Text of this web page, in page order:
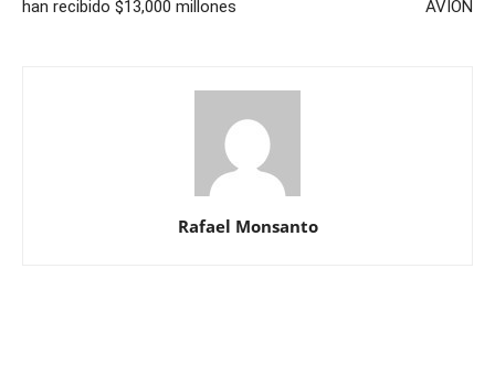
han recibido $13,000 millones
AVION
Rafael Monsanto